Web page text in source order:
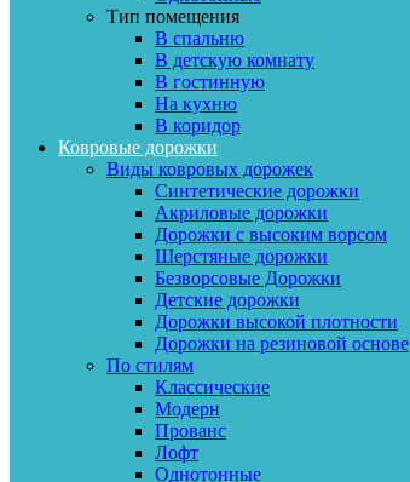
Тип помещения
В спальню
В детскую комнату
В гостинную
На кухню
В коридор
Ковровые дорожки
Виды ковровых дорожек
Синтетические дорожки
Акриловые дорожки
Дорожки с высоким ворсом
Шерстяные дорожки
Безворсовые Дорожки
Детские дорожки
Дорожки высокой плотности
Дорожки на резиновой основе
По стилям
Классические
Модерн
Прованс
Лофт
Однотонные